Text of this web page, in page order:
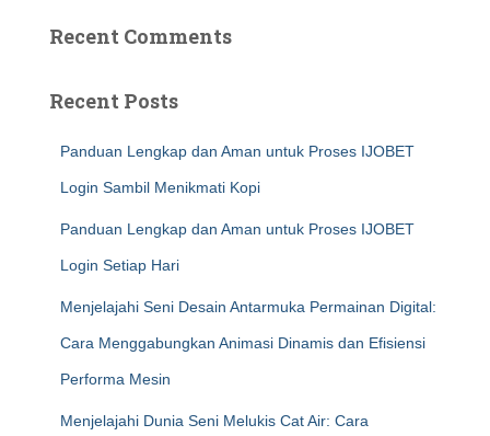
Recent Comments
Recent Posts
Panduan Lengkap dan Aman untuk Proses IJOBET
Login Sambil Menikmati Kopi
Panduan Lengkap dan Aman untuk Proses IJOBET
Login Setiap Hari
Menjelajahi Seni Desain Antarmuka Permainan Digital:
Cara Menggabungkan Animasi Dinamis dan Efisiensi
Performa Mesin
Menjelajahi Dunia Seni Melukis Cat Air: Cara